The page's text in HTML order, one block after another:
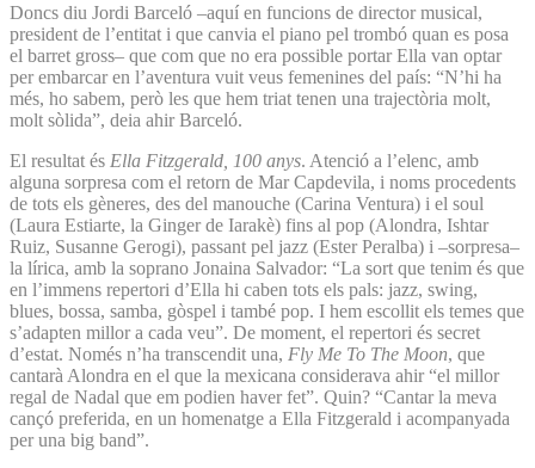
Doncs diu Jordi Barceló –aquí en funcions de director musical,
president de l’entitat i que canvia el piano pel trombó quan es posa
el barret gross– que com que no era possible portar Ella van optar
per embarcar en l’aventura vuit veus femenines del país: “N’hi ha
més, ho sabem, però les que hem triat tenen una trajectòria molt,
molt sòlida”, deia ahir Barceló.
El resultat és Ella Fitzgerald, 100 anys. Atenció a l’elenc, amb
alguna sorpresa com el retorn de Mar Capdevila, i noms procedents
de tots els gèneres, des del manouche (Carina Ventura) i el soul
(Laura Estiarte, la Ginger de Iarakè) fins al pop (Alondra, Ishtar
Ruiz, Susanne Gerogi), passant pel jazz (Ester Peralba) i –sorpresa–
la lírica, amb la soprano Jonaina Salvador: “La sort que tenim és que
en l’immens repertori d’Ella hi caben tots els pals: jazz, swing,
blues, bossa, samba, gòspel i també pop. I hem escollit els temes que
s’adapten millor a cada veu”. De moment, el repertori és secret
d’estat. Només n’ha transcendit una, Fly Me To The Moon, que
cantarà Alondra en el que la mexicana considerava ahir “el millor
regal de Nadal que em podien haver fet”. Quin? “Cantar la meva
cançó preferida, en un homenatge a Ella Fitzgerald i acompanyada
per una big band”.